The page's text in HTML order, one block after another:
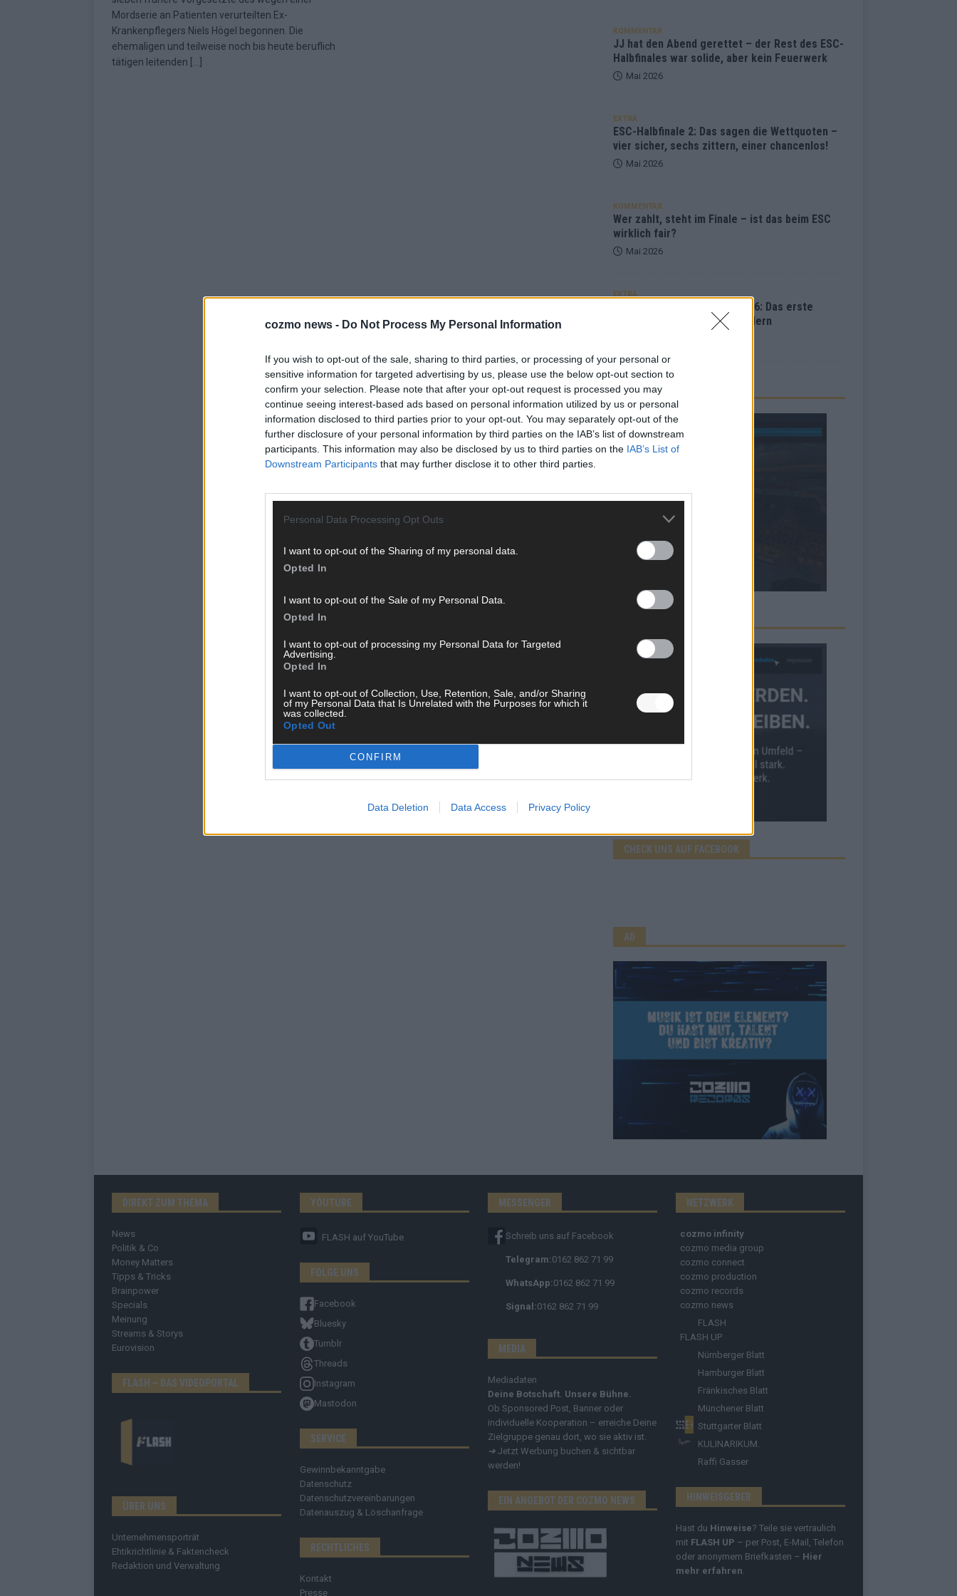
cozmo news - Do Not Process My Personal Information
If you wish to opt-out of the sale, sharing to third parties, or processing of your personal or
sensitive information for targeted advertising by us, please use the below opt-out section to
confirm your selection. Please note that after your opt-out request is processed you may
continue seeing interest-based ads based on personal information utilized by us or personal
information disclosed to third parties prior to your opt-out. You may separately opt-out of the
further disclosure of your personal information by third parties on the IAB’s list of downstream
participants. This information may also be disclosed by us to third parties on the IAB’s List of
Downstream Participants that may further disclose it to other third parties.
Personal Data Processing Opt Outs
I want to opt-out of the Sharing of my personal data.
Opted In
I want to opt-out of the Sale of my Personal Data.
Opted In
I want to opt-out of processing my Personal Data for Targeted
Advertising.
Opted In
I want to opt-out of Collection, Use, Retention, Sale, and/or Sharing
of my Personal Data that Is Unrelated with the Purposes for which it
was collected.
Opted Out
CONFIRM
Data Deletion Data Access Privacy Policy
Mordserie an Patienten verurteilten Ex-
Krankenpflegers Niels Högel begonnen. Die
ehemaligen und teilweise noch bis heute beruflich
tätigen leitenden
KOMMENTAR
JJ hat den Abend gerettet – der Rest des ESC-
Halbfinales war solide, aber kein Feuerwerk
Mai 2026
EXTRA
ESC-Halbfinale 2: Das sagen die Wettquoten –
vier sicher, sechs zittern, einer chancenlos!
Mai 2026
KOMMENTAR
Wer zahlt, steht im Finale – ist das beim ESC
wirklich fair?
Mai 2026
EXTRA
Eurovision Song Contest 2026: Das erste
Halbfinale – der Abend in Bildern
AD
CHECK UNS AUF FACEBOOK
AD
DIREKT ZUM THEMA
News
Politik & Co
Money Matters
Tipps & Tricks
Brainpower
Specials
Meinung
Streams & Storys
Eurovision
FLASH – DAS VIDEOPORTAL
ÜBER UNS
Unternehmensporträt
Ehtikrichtlinie & Faktencheck
Redaktion und Verwaltung
YOUTUBE
FLASH auf YouTube
FOLGE UNS
Facebook
Bluesky
Tumblr
Threads
Instagram
Mastodon
SERVICE
Gewinnbekanntgabe
Datenschutz
Datenschutzvereinbarungen
Datenauszug & Löschanfrage
RECHTLICHES
Kontakt
Presse
MESSENGER
Schreib uns auf Facebook
Telegram:0162 862 71 99
WhatsApp:0162 862 71 99
Signal:0162 862 71 99
MEDIA
Mediadaten
Deine Botschaft. Unsere Bühne.
Ob Sponsored Post, Banner oder
individuelle Kooperation – erreiche Deine
Zielgruppe genau dort, wo sie aktiv ist.
➔ Jetzt Werbung buchen & sichtbar
werden!
EIN ANGEBOT DER COZMO NEWS
NETZWERK
cozmo infinity
cozmo media group
cozmo connect
cozmo production
cozmo records
cozmo news
FLASH
FLASH UP
Nürnberger Blatt
Hamburger Blatt
Fränkisches Blatt
Münchener Blatt
Stuttgarter Blatt
KULINARIKUM.
Raffi Gasser
HINWEISGEBER
Hast du Hinweise? Teile sie vertraulich
mit FLASH UP – per Post, E-Mail, Telefon
oder anonymem Briefkasten – Hier
mehr erfahren.